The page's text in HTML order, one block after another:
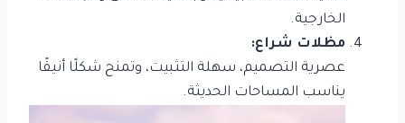
الخارجية.
مظلات شراع:
عصرية التصميم، سهلة التثبيت، وتمنح شكلًا أنيقًا
يناسب المساحات الحديثة.